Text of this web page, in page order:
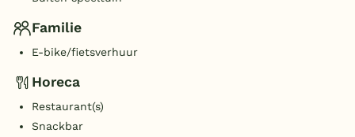
Familie
E-bike/fietsverhuur
Horeca
Restaurant(s)
Snackbar